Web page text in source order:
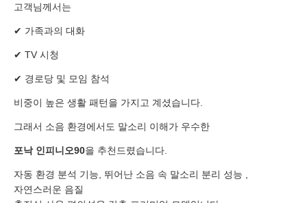
고객님께서는
✔ 가족과의 대화
✔ TV 시청
✔ 경로당 및 모임 참석
비중이 높은 생활 패턴을 가지고 계셨습니다.
그래서 소음 환경에서도 말소리 이해가 우수한
포낙 인피니오90을 추천드렸습니다.
자동 환경 분석 기능, 뛰어난 소음 속 말소리 분리 성능 ,
자연스러운 음질
예약날짜
분야
내용